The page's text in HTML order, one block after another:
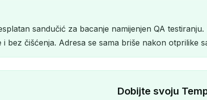
sandučić za bacanje namijenjen QA
i bez čišćenja. Adresa se sama briše nakon otprilike
Dobijte svoju